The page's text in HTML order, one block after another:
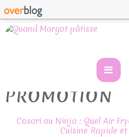
PROMOTION
Cosori ou Ninja : Quel Air
Cuisine Rapide